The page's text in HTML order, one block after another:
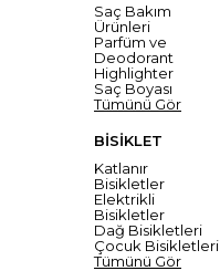
Saç Bakım
Ürünleri
Parfüm ve
Deodorant
Highlighter
Saç Boyası
Tümünü Gör
BİSİKLET
Katlanır
Bisikletler
Elektrikli
Bisikletler
Dağ Bisikletleri
Çocuk Bisikletleri
Tümünü Gör